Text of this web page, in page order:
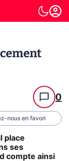
0
nous en favori
place
ses
compte ainsi